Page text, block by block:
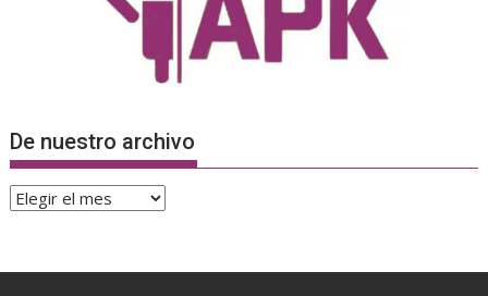
De nuestro archivo
De